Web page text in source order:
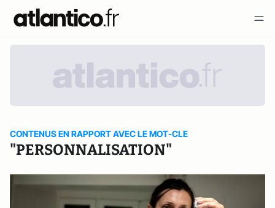
CONTENUS EN RAPPORT AVEC LE MOT-CLE
"PERSONNALISATION"